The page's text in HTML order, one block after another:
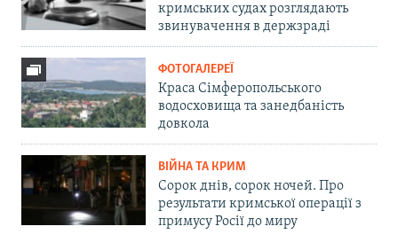
кримських судах розглядають
звинувачення в держзраді
ФОТОГАЛЕРЕЇ
Краса Сімферопольського
водосховища та занедбаність
довкола
ВІЙНА ТА КРИМ
Сорок днів, сорок ночей. Про
результати кримської операції з
примусу Росії до миру